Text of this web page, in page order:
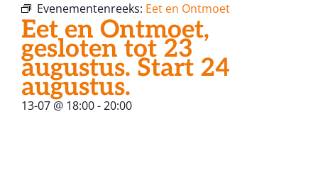
Evenementenreeks: Eet en Ontmoet
Eet en Ontmoet,
gesloten tot 23
augustus. Start 24
augustus.
13-07 @ 18:00-20:00